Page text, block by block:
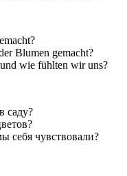
Blumen gemacht?
wie fühlten wir uns?
саду?
себя чувствовали?